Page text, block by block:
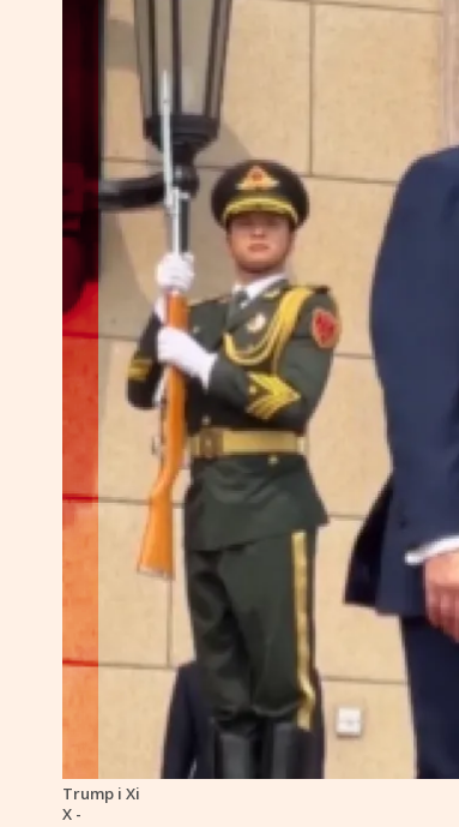
Trump i Xi
X -